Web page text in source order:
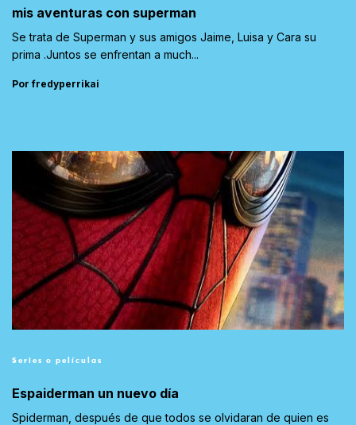
mis aventuras con superman
Se trata de Superman y sus amigos Jaime, Luisa y Cara su
prima .Juntos se enfrentan a much...
Por fredyperrikai
Series o películas
Espaiderman un nuevo día
Spiderman, después de que todos se olvidaran de quien es